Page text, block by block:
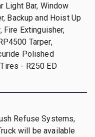
Light Bar, Window
Backup and Hoist Up
Extinguisher,
Tarper,
Polished
- R250 ED
Refuse Systems,
will be available